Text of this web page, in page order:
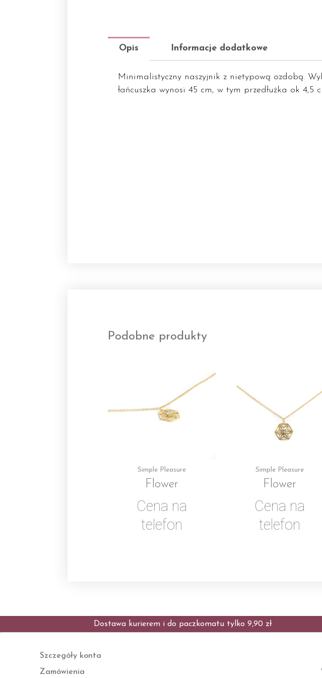
Opis Informacje dodatkowe
Minimalistyczny naszyjnik z nietypową ozdobą.
łańcuszka wynosi 45 cm, w tym przedłużka ok 4,5
Podobne produkty
Simple Pleasure
Flower
Cena na
telefon
Simple Pleasure
Flower
Cena na
telefon
Dostawa kurierem i do paczkomatu tylko 9,90 zł
Szczegóły konta
Zamówienia